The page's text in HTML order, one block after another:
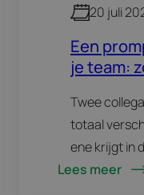
20 juli
Een
je team:
Twee
totaal
ene krijgt in
bruikbare
Lees meer